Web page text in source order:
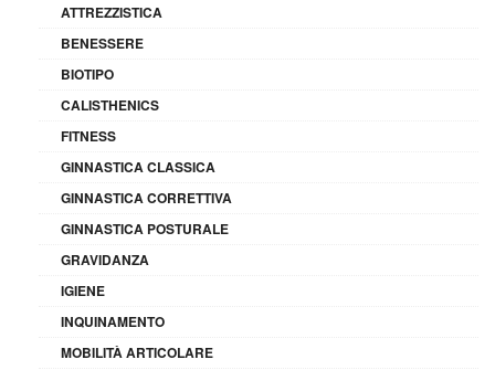
ATTREZZISTICA
BENESSERE
BIOTIPO
CALISTHENICS
FITNESS
GINNASTICA CLASSICA
GINNASTICA CORRETTIVA
GINNASTICA POSTURALE
GRAVIDANZA
IGIENE
INQUINAMENTO
MOBILITÀ ARTICOLARE